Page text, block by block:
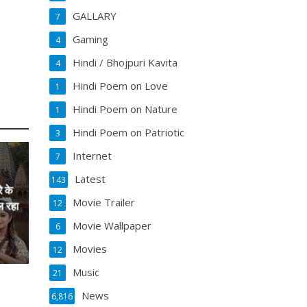
के
रहा
GALLARY
7
Gaming
4
Hindi / Bhojpuri Kavita
4
Hindi Poem on Love
1
Hindi Poem on Nature
1
Hindi Poem on Patriotic
3
Internet
7
Latest
143
Movie Trailer
12
Movie Wallpaper
6
Movies
12
Music
21
News
6,816